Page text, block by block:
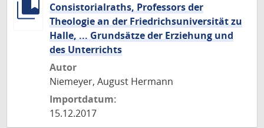
Consistorialraths, Professors der
Theologie an der Friedrichsuniversität zu
Halle, ... Grundsätze der Erziehung und
des Unterrichts
Autor
Niemeyer, August Hermann
Importdatum:
15.12.2017